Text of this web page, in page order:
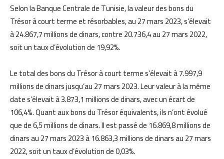
Selon la Banque Centrale de Tunisie, la valeur des bons du
Trésor à court terme et résorbables, au 27 mars 2023, s’élevait
à 24.867,7 millions de dinars, contre 20.736,4 au 27 mars 2022,
soit un taux d’évolution de 19,92%.
Le total des bons du Trésor à court terme s’élevait à 7.997,9
millions de dinars jusqu’au 27 mars 2023. Leur valeur à la même
date s’élevait à 3.873,1 millions de dinars, avec un écart de
106,4%. Quant aux bons du Trésor équivalents, ils n’ont évolué
que de 6,5 millions de dinars. Il est passé de 16.869,8 millions de
dinars au 27 mars 2023 à 16.863,3 millions de dinars au 27 mars
2022, soit un taux d’évolution de 0,03%.